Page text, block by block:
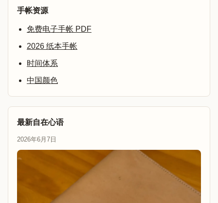
手帐资源
免费电子手帐 PDF
2026 纸本手帐
时间体系
中国颜色
最新自在心语
2026年6月7日